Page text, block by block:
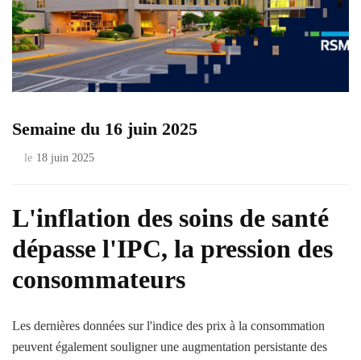
Semaine du 16 juin 2025
le 18 juin 2025
L'inflation des soins de santé
dépasse l'IPC, la pression des
consommateurs
Les dernières données sur l'indice des prix à la consommation
peuvent également souligner une augmentation persistante des